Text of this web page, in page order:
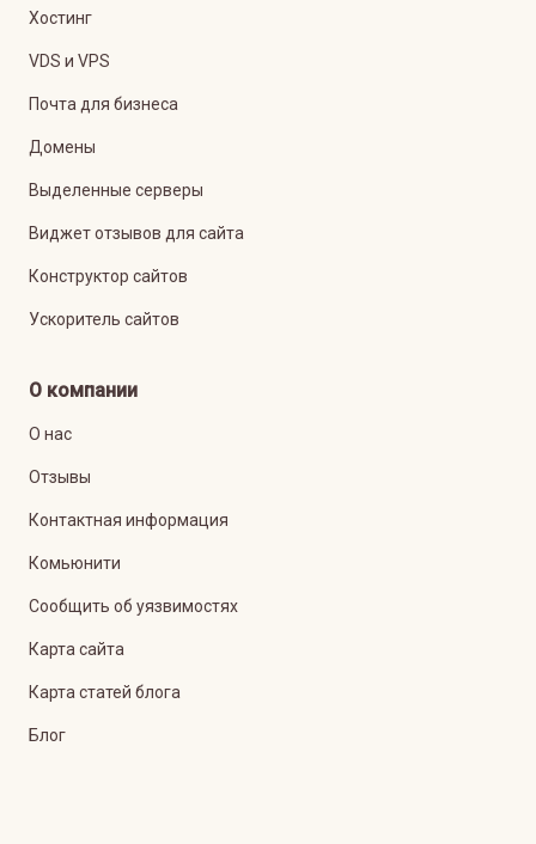
Хостинг
VDS и VPS
Почта для бизнеса
Домены
Выделенные серверы
Виджет отзывов для сайта
Конструктор сайтов
Ускоритель сайтов
О компании
О нас
Отзывы
Контактная информация
Комьюнити
Сообщить об уязвимостях
Карта сайта
Карта статей блога
Блог